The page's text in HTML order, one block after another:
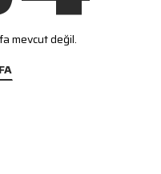
mevcut değil.